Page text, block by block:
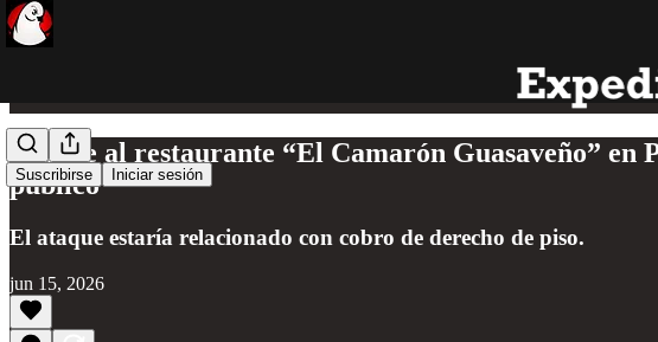
Suscribirse Iniciar sesión
Ataque al restaurante “El Camarón Guasaveño”
público
El ataque estaría relacionado con cobro de derecho de piso.
jun 15, 2026